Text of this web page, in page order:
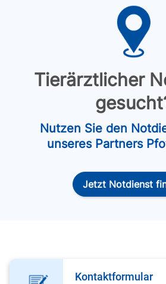
Tierärztlicher
Nutzen Sie den
unseres Partners
Jetzt Notdienst
Kontaktformular